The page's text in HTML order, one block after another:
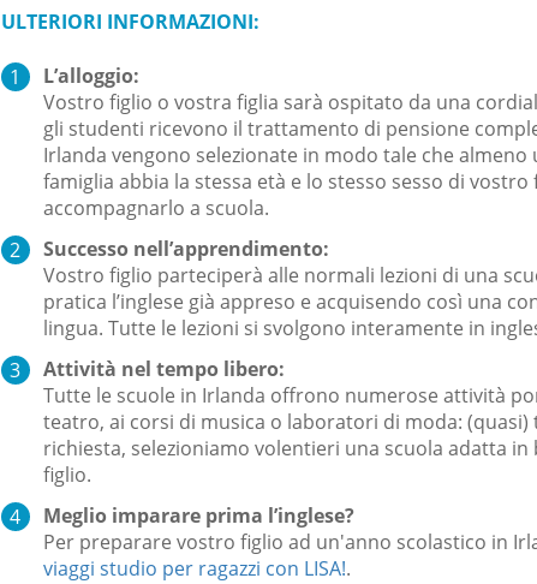
ULTERIORI INFORMAZIONI:
L’alloggio:
Vostro figlio o vostra figlia sarà ospitato da una
gli studenti ricevono il trattamento di pensione
Irlanda vengono selezionate in modo tale che
famiglia abbia la stessa età e lo stesso sesso di vostro
accompagnarlo a scuola.
Successo nell’apprendimento:
Vostro figlio parteciperà alle normali lezioni di una
pratica l’inglese già appreso e acquisendo così una
lingua. Tutte le lezioni si svolgono interamente in
Attività nel tempo libero:
Tutte le scuole in Irlanda offrono numerose attività
teatro, ai corsi di musica o laboratori di moda: (quasi)
richiesta, selezioniamo volentieri una scuola adatta
figlio.
Meglio imparare prima l’inglese?
Per preparare vostro figlio ad un'anno scolastico in
viaggi studio per ragazzi con LISA!.